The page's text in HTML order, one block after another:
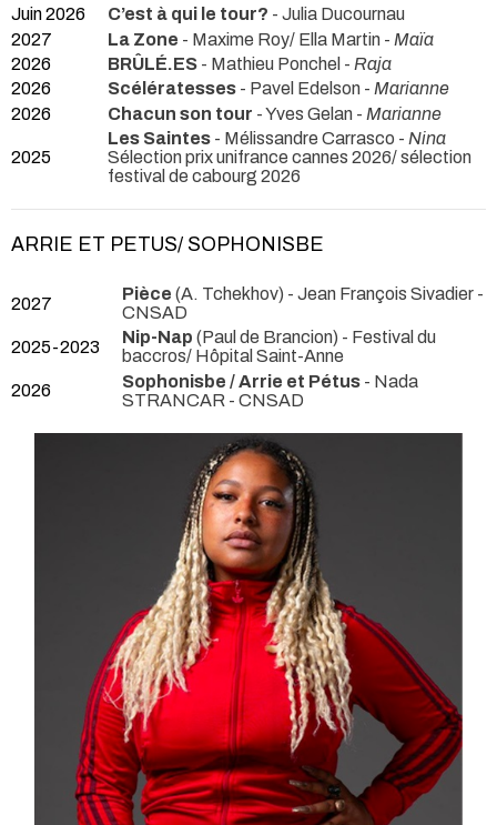
Juin 2026
C’est à qui le tour? - Julia Ducournau
2027
La Zone - Maxime Roy/ Ella Martin - Maïa
2026
BRÛLÉ.ES - Mathieu Ponchel - Raja
2026
Scélératesses - Pavel Edelson - Marianne
2026
Chacun son tour - Yves Gelan - Marianne
2025
Les Saintes - Mélissandre Carrasco - Nina
Sélection prix unifrance cannes 2026/ sélection
festival de cabourg 2026
ARRIE ET PETUS/ SOPHONISBE
2027 Pièce (A. Tchekhov) - Jean François Sivadier -
CNSAD
2025-2023
Nip-Nap (Paul de Brancion) - Festival du
baccros/ Hôpital Saint-Anne
2026
Sophonisbe / Arrie et Pétus - Nada
STRANCAR - CNSAD